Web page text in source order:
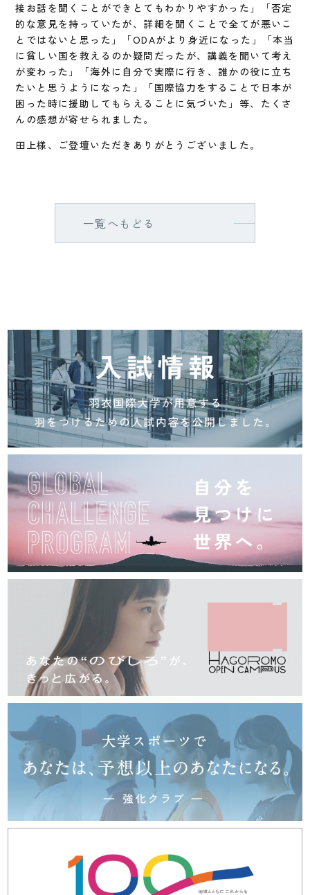
接お話を聞くことができとてもわかりやすかった」「否定
的な意見を持っていたが、詳細を聞くことで全てが悪いこ
とではないと思った」「ODAがより身近になった」「本当
に貧しい国を救えるのか疑問だったが、講義を聞いて考え
が変わった」「海外に自分で実際に行き、誰かの役に立ち
たいと思うようになった」「国際協力をすることで日本が
困った時に援助してもらえることに気づいた」等、たくさ
んの感想が寄せられました。
田上様、ご登壇いただきありがとうございました。
一覧へもどる